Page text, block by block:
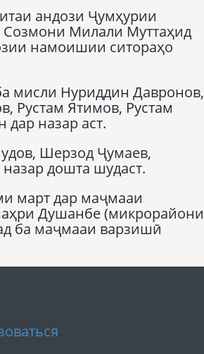
андози Ҷумҳурии
Милали Муттаҳид
намоишии ситораҳо
мисли Нуриддин Давронов,
Рустам Ятимов, Рустам
назар аст.
Шерзод Ҷумаев,
дошта шудаст.
март дар маҷмааи
Душанбе (микрорайони
ба маҷмааи варзишӣ